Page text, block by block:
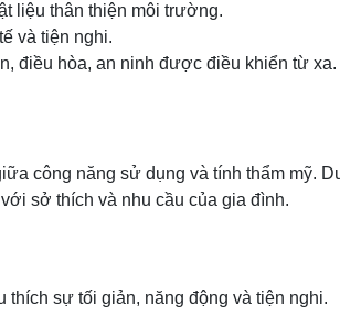
liệu thân thiện môi trường.
và tiện nghi.
điều hòa, an ninh được điều khiển từ xa.
công năng sử dụng và tính thẩm mỹ.
sở thích và nhu cầu của gia đình.
thích sự tối giản, năng động và tiện nghi.